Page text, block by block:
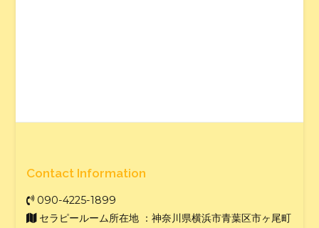
Contact Information
090-4225-1899
セラピールーム所在地 ：神奈川県横浜市青葉区市ヶ尾町